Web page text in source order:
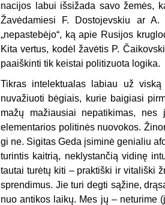
nacijos labui išsižada savo žemės,
Žavėdamiesi F. Dostojevskiu ar
„nepastebėjo“, ką apie Rusijos
Kita vertus, kodėl žavėtis P.
paaiškinti tik keistai politizuota logika.
Tikras intelektualas labiau už
nuvažiuoti bėgiais, kurie baigiasi
mažų mažiausiai nepatikimas,
elementarios politinės nuovokos.
gi ne. Sigitas Geda įsiminė genialiu
turintis kaitrią, neklystančią vidinę
tautai turėtų kiti – praktiški ir vitališki
sprendimus. Jie turi degti sąžine,
nuo antikos laikų. Mes jų – neturime